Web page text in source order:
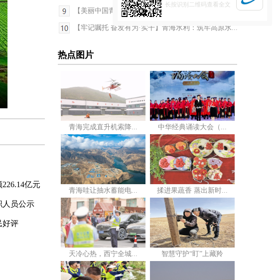
亿元
人员公示
好评
【美丽中国青海行】青海：精准救护珍稀野生动物 守...
【牢记嘱托 奋发有为·实干】青海水利：筑牢高原水...
热点图片
青海完成直升机索降... 中华经典诵读大会（...
青海哇让抽水蓄能电... 揉进果蔬香 蒸出新时...
天冷心热，西宁全城... 智慧守护“盯”上藏羚
长按识别二维码查看全文